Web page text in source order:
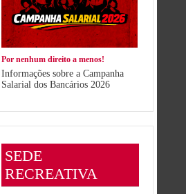
Por nenhum direito a menos!
Informações sobre a Campanha
Salarial dos Bancários 2026
SEDE
RECREATIVA